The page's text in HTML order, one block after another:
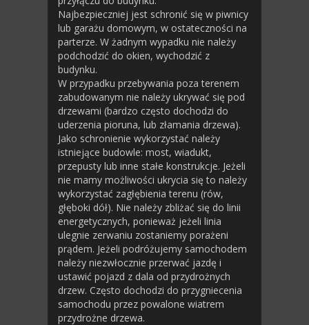
Najbezpieczniej jest schronić się w piwnicy
lub garażu domowym, w ostateczności na
parterze. W żadnym wypadku nie należy
podchodzić do okien, wychodzić z
budynku.
W przypadku przebywania poza terenem
zabudowanym nie należy ukrywać się pod
drzewami (bardzo często dochodzi do
uderzenia pioruna, lub złamania drzewa).
Jako schronienie wykorzystać należy
istniejące budowle: most, wiadukt,
przepusty lub inne stałe konstrukcje. Jeżeli
nie mamy możliwości ukrycia się to należy
wykorzystać zagłębienia terenu (rów,
głęboki dół). Nie należy zbliżać się do linii
energetycznych, ponieważ jeżeli linia
ulegnie zerwaniu zostaniemy porażeni
prądem. Jeżeli podróżujemy samochodem
należy niezwłocznie przerwać jazdę i
ustawić pojazd z dala od przydrożnych
drzew. Często dochodzi do przygniecenia
samochodu przez powalone wiatrem
przydrożne drzewa.